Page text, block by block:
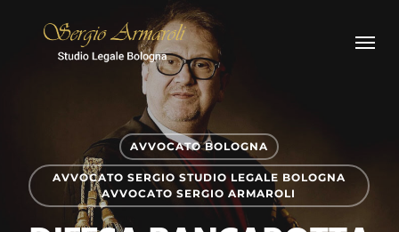
Menu
AVVOCATO BOLOGNA
AVVOCATO SERGIO STUDIO LEGALE BOLOGNA
AVVOCATO SERGIO ARMAROLI